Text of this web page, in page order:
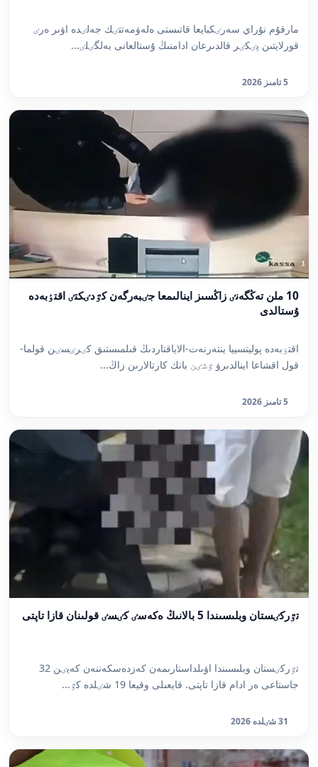
مارقۇم نۇراي سەرٸكبايعا قاتىستى ەلەۋمەتتٸك جەلٸدە اۋىر ەرٸ
قورلايتىن پٸكٸر قالدىرعان ادامنىڭ ۇستالعانى بەلگٸلٸ...
5 تامىز 2026
10 ملن تەڭگەنٸ زاڭسىز اينالىمعا جٸبەرگەن كٷدٸكتٸ اقتٶبەدە
ۇستالدى
اقتٶبەدە پوليتسييا ينتەرنەت-الاياقتاردىڭ قىلمىستىق كٸرٸسٸن قولما-
قول اقشاعا اينالدىرۋ ٷشٸن بانك كارتالارىن زاڭ...
5 تامىز 2026
تٷركٸستان وبلىسىندا 5 بالانىڭ ەكەسٸ كٸسٸ قولىنان قازا تاپتى
تٷركٸستان وبلىسىندا اۋىلداستارىمەن كەزدەسكەننەن كەيٸن 32
جاستاعى ەر ادام قازا تاپتى. قايعىلى وقيعا 19 شٸلدە كٷ...
31 شٸلدە 2026